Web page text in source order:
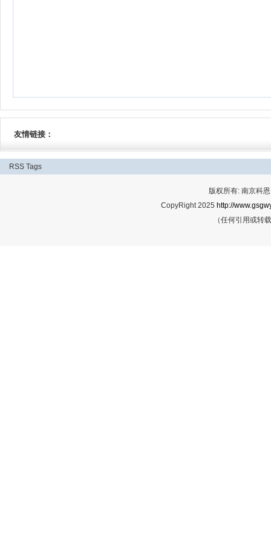
友情链接：
RSS Tags
版权所有: 南京科
CopyRight 2025 http://
（任何引用或转